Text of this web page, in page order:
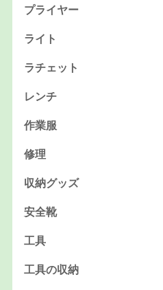
プライヤー
ライト
ラチェット
レンチ
作業服
修理
収納グッズ
安全靴
工具
工具の収納